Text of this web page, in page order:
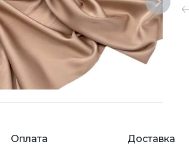
Next
Оплата Доставка